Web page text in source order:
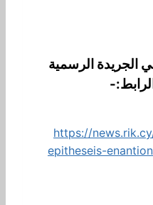
الجريدة الرسمية
https://
epitheseis-